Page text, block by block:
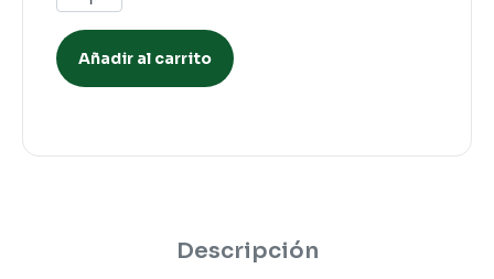
Añadir al carrito
Descripción